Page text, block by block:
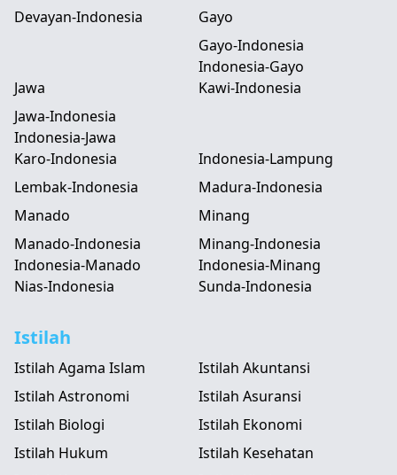
Devayan-Indonesia
Gayo
Gayo-Indonesia
Indonesia-Gayo
Jawa
Jawa-Indonesia
Indonesia-Jawa
Kawi-Indonesia
Karo-Indonesia
Indonesia-Lampung
Lembak-Indonesia
Madura-Indonesia
Manado
Manado-Indonesia
Indonesia-Manado
Minang
Minang-Indonesia
Indonesia-Minang
Nias-Indonesia
Sunda-Indonesia
Istilah
Istilah Agama Islam
Istilah Akuntansi
Istilah Astronomi
Istilah Asuransi
Istilah Biologi
Istilah Ekonomi
Istilah Hukum
Istilah Kesehatan